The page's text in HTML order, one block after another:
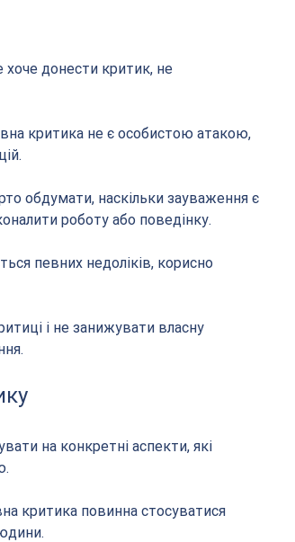
донести критик, не
критика не є особистою атакою,
обдумати, наскільки зауваження є
роботу або поведінку.
певних недоліків, корисно
і не занижувати власну
на конкретні аспекти, які
критика повинна стосуватися